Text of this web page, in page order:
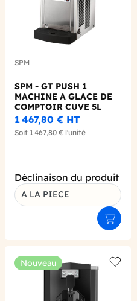
au panier
SPM
SPM - GT PUSH 1
MACHINE A GLACE DE
COMPTOIR CUVE 5L
1 467,80 € HT
Soit 1 467,80 € l'unité
Déclinaison du produit
A LA PIECE
to wishlist
Nouveau